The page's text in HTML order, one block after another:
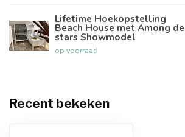
Lifetime Hoekopstelling
Beach House met Among de
stars Showmodel
op voorraad
Recent bekeken